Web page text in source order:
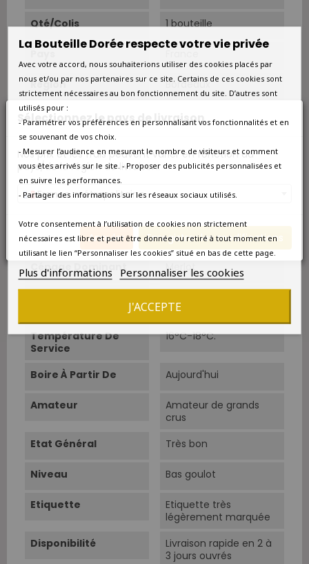
Sélectionnez le pays de livraison
Nos prix et les frais peuvent varier en fonction du
pays/de la région de livraison.
France métropolitaine
Annuler Enregistrer les modifications
Qté/Colis 1 bouteille
Région Bordeaux
Appellation
Couleur Rouge
Type
Superficie 32 ha.
Cépage Dominant Merlot
Franc 33%.
Température De
Service
16°C-18°C.
Boire À Partir De Aujourd'hui
Amateur
Amateur de grands
crus
Etat Général
Très bon
Niveau Bas goulot
Etiquette
Etiquette très
légèrement marquée
Disponibilité
Livraison rapide en 2 à
3 jours ouvrés
La Bouteille Dorée respecte votre vie privée
Avec votre accord, nous souhaiterions utiliser des cookies placés par
nous et/ou par nos partenaires sur ce site. Certains de ces cookies sont
strictement nécessaires au bon fonctionnement du site. D’autres sont
utilisés pour :
- Paramétrer vos préférences en personnalisant vos fonctionnalités et en
se souvenant de vos choix.
- Mesurer l’audience en mesurant le nombre de visiteurs et comment
vous êtes arrivés sur le site. - Proposer des publicités personnalisées et
en suivre les performances.
- Partager des informations sur les réseaux sociaux utilisés.
Votre consentement à l’utilisation de cookies non strictement
nécessaires est libre et peut être donnée ou retiré à tout moment en
utilisant le lien “Personnaliser les cookies” situé en bas de cette page.
Plus d'informations Personnaliser les cookies
J'ACCEPTE